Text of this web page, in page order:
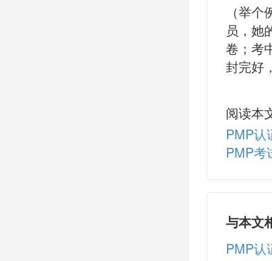
（举
员，她
卷；考
封完好
阅读本
PMP认
PMP考
与本文
PMP认